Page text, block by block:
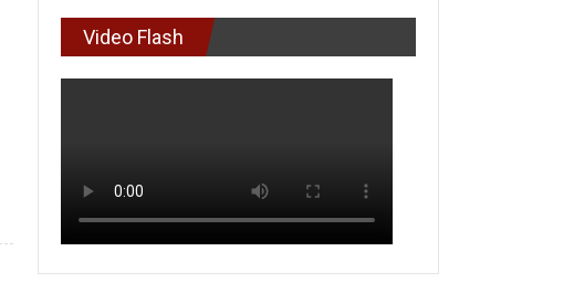
Video Flash